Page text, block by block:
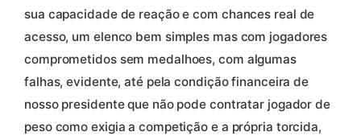
sua capacidade de reação e com chances real de
acesso, um elenco bem simples mas com jogadores
comprometidos sem medalhoes, com algumas
falhas, evidente, até pela condição financeira de
nosso presidente que não pode contratar jogador de
peso como exigia a competição e a própria torcida,